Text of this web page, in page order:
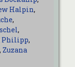
Halpin,
,
,
Philipp,
, Zuzana